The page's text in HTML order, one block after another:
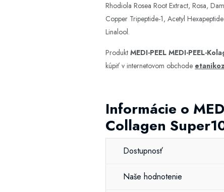
Rhodiola Rosea Root Extract, Rosa,
Copper Tripeptide-1, Acetyl
Linalool.
Produkt MEDI-PEEL MEDI-PEEL-
kúpiť v internetovom obchode
Informácie o
Collagen
Dostupnosť
Naše hodnotenie